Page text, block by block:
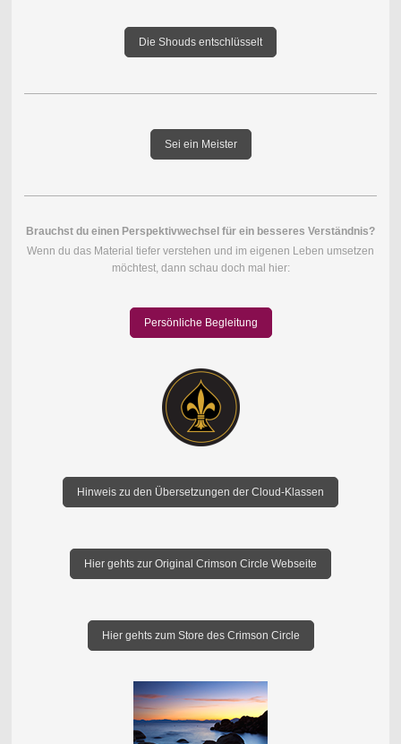
Die Shouds entschlüsselt
Sei ein Meister
Brauchst du einen Perspektivwechsel für ein besseres Verständnis?
Wenn du das Material tiefer verstehen und im eigenen Leben umsetzen
möchtest, dann schau doch mal hier:
Persönliche Begleitung
Hinweis zu den Übersetzungen der Cloud-Klassen
Hier gehts zur Original Crimson Circle Webseite
Hier gehts zum Store des Crimson Circle